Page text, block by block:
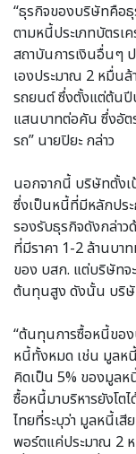
“ธุรกิจของบริษัทคือธุ
ตามหนี้ประเภทบัตรเ
สถาบันการเงินอื่นๆ
เองประมาณ 2 หมื่นล้
รถยนต์ ซึ่งตั้งแต่ต้นปี
แสนบาทต่อคัน ซึ่งอัต
รถ” นายปิยะ กล่าว
นอกจากนี้ บริษัทตั้งเ
ซึ่งเป็นหนี้ที่มีหลักประ
รองรับธุรกิจดังกล่าว
ที่มีราคา 1-2 ล้านบาท
ของ บสก. แต่บริษัทจ
ต้นทุนสูง ดังนั้น บริษั
“ต้นทุนการซื้อหนี้ขอ
หนี้ทั้งหมด เช่น มูลห
คิดเป็น 5% ของมูลห
ซื้อหนี้มาบริหารยังโต
ไทยที่ระบุว่า มูลหนี้เ
พอร์ตแค่ประมาณ 2 ห